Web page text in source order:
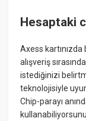
Hesaptaki
Axess
alışveriş
istediğinizi
teknolojisiyle
Chip-parayı